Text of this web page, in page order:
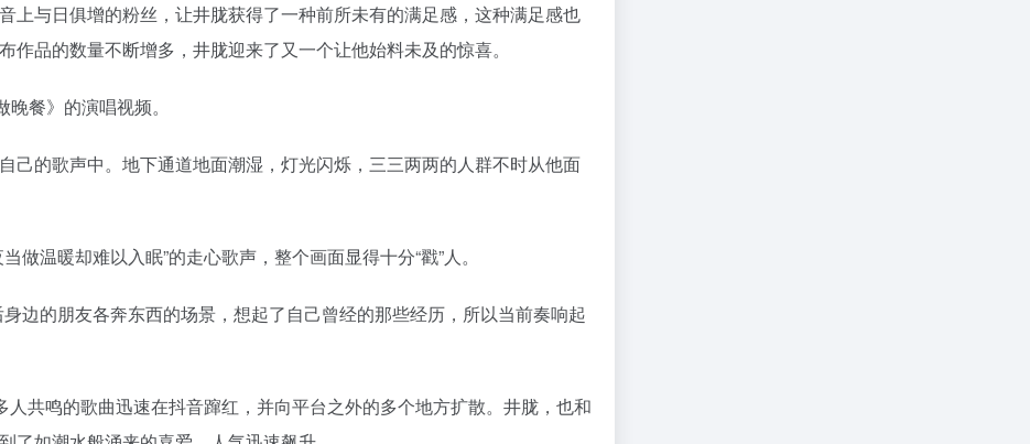
与日俱增的粉丝，让井胧获得了一种前所未有的满足感，这种满足感也
品的数量不断增多，井胧迎来了又一个让他始料未及的惊喜。
餐》的演唱视频。
的歌声中。地下通道地面潮湿，灯光闪烁，三三两两的人群不时从他面
温暖却难以入眠”的走心歌声，整个画面显得十分“戳”人。
的朋友各奔东西的场景，想起了自己曾经的那些经历，所以当前奏响起
共鸣的歌曲迅速在抖音蹿红，并向平台之外的多个地方扩散。井胧，也和